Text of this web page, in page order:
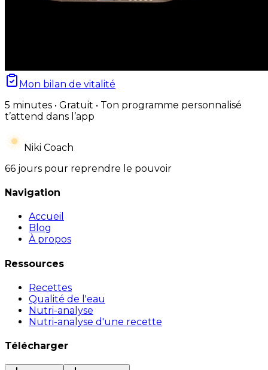
Mon bilan de vitalité
5 minutes • Gratuit • Ton programme personnalisé
t’attend dans l’app
Niki Coach
66 jours pour reprendre le pouvoir
Navigation
Accueil
Blog
À propos
Ressources
Recettes
Qualité de l'eau
Nutri-analyse
Nutri-analyse d'une recette
Télécharger